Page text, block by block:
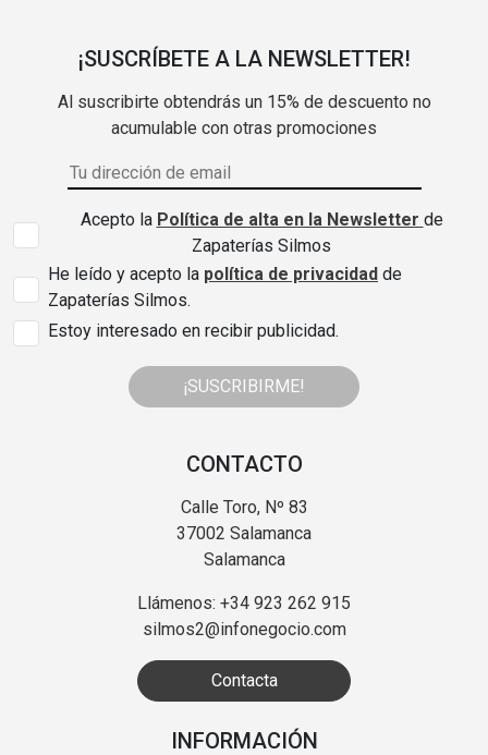
¡SUSCRÍBETE A LA NEWSLETTER!
Al suscribirte obtendrás un 15% de descuento no
acumulable con otras promociones
Acepto la Política de alta en la Newsletter de
Zapaterías Silmos
He leído y acepto la política de privacidad de
Zapaterías Silmos.
Estoy interesado en recibir publicidad.
¡SUSCRIBIRME!
CONTACTO
Calle Toro, Nº 83
37002 Salamanca
Salamanca
Llámenos: +34 923 262 915
silmos2@infonegocio.com
Contacta
INFORMACIÓN